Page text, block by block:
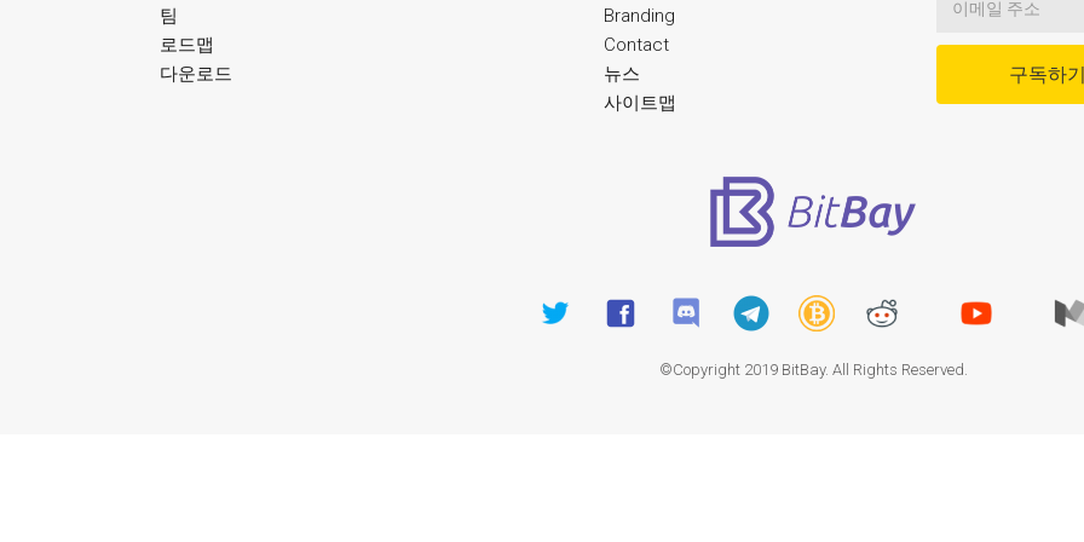
팀
로드맵
다운로드
Branding
Contact
뉴스
사이트맵
구독하
©Copyright 2019 BitBay. All Rights Reserved.